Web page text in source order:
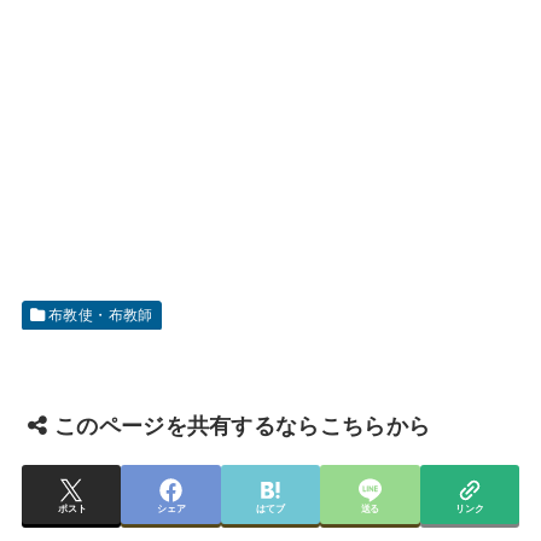
布教使・布教師
このページを共有するならこちらから
ポスト シェア はてブ 送る リンク